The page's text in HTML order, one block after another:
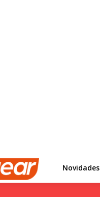
Novidades